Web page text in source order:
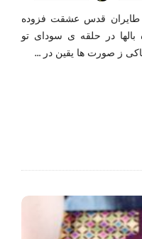
طایران قدس عشقت فزوده
در حلقه ی سودای تو
پاکی ز صورت ها یقین در …